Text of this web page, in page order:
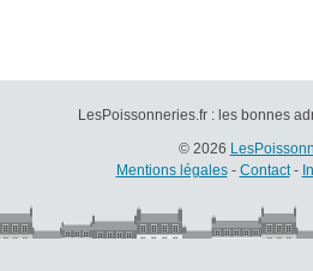
LesPoissonneries.fr : les bonnes
© 2026
Mentions légales- Contact-